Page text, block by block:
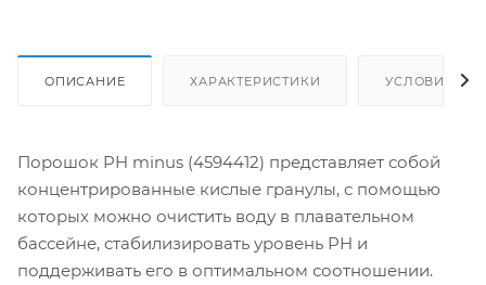
ОПИСАНИЕ ХАРАКТЕРИСТИКИ УСЛОВИЯ
Порошок PH minus (4594412) представляет собой
концентрированные кислые гранулы, с помощью
которых можно очистить воду в плавательном
бассейне, стабилизировать уровень PH и
поддерживать его в оптимальном соотношении.